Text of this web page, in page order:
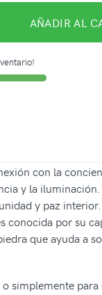
AÑADIR AL
con la
y la
y paz
conocida por su
que ayuda a
simplemente